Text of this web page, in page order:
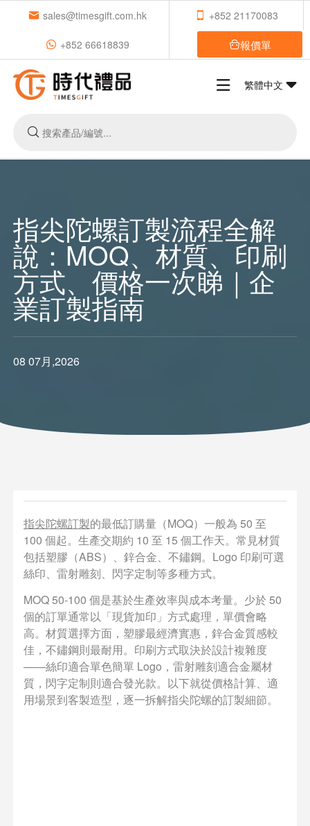
sales@timesgift.com.hk +852 21170083
+852 66618839 報價單
繁體中文
指尖陀螺訂製流程全解
說：MOQ、材質、印刷
方式、價格一次睇｜企
業訂製指南
08 07月,2026
指尖陀螺訂製的最低訂購量（MOQ）一般為 50 至
100 個起。生產交期約 10 至 15 個工作天。常見材質
包括塑膠（ABS）、鋅合金、不鏽鋼。Logo 印刷可選
絲印、雷射雕刻、閃字定制等多種方式。
MOQ 50-100 個是基於生產效率與成本考量。少於 50
個的訂單通常以「現貨加印」方式處理，單價會略
高。材質選擇方面，塑膠最經濟實惠，鋅合金質感較
佳，不鏽鋼則最耐用。印刷方式取決於設計複雜度
——絲印適合單色簡單 Logo，雷射雕刻適合金屬材
質，閃字定制則適合發光款。以下就從價格計算、適
用場景到客製造型，逐一拆解指尖陀螺的訂製細節。